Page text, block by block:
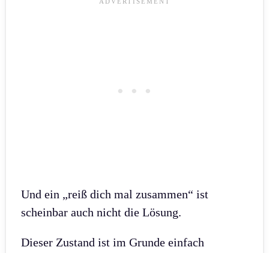
Und ein „reiß dich mal zusammen“ ist
scheinbar auch nicht die Lösung.
Dieser Zustand ist im Grunde einfach